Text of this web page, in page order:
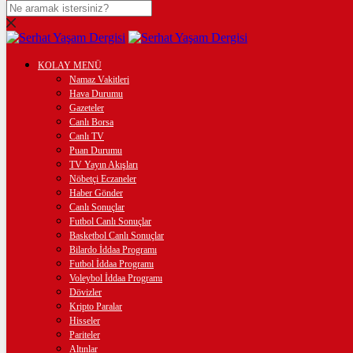
DOLAR
47,6069$% 0.05
EURO
% 0.19
STERLİN
% 0.22
GRAM ALTIN
%0,89
ÇEYREK ALTIN
10.664,00%0,94
BİTCOİN
KOLAY MENÜ
Namaz Vakitleri
Hava Durumu
Gazeteler
Canlı Borsa
Canlı TV
Puan Durumu
TV Yayın Akışları
Nöbetçi Eczaneler
Haber Gönder
Canlı Sonuçlar
Futbol Canlı Sonuçlar
Basketbol Canlı Sonuçlar
Bilardo İddaa Programı
Futbol İddaa Programı
Voleybol İddaa Programı
Dövizler
Kripto Paralar
Hisseler
Pariteler
Altınlar